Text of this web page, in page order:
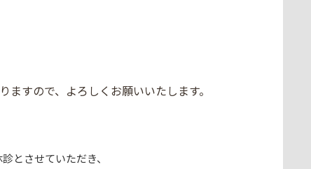
すので、よろしくお願いいたします。
とさせていただき、